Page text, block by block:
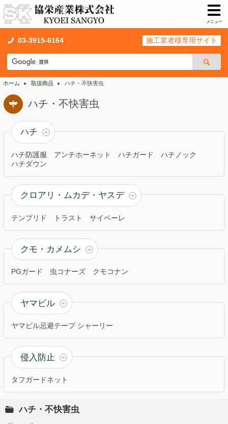
メニュー
取扱商品
シロアリ・キクイムシ
ネズミ・害獣
ゴキブリ・衛生害虫
湿気・カビ
ハチ・不快害虫
消臭・除菌・殺菌
光触媒
基礎補強
工業薬品
ゴミ回収ネット
会社紹介
お問い合わせ
03-3915-6164 施工業者様専用サイト
ホーム 取扱商品 ハチ・不快害虫
ハチ・不快害虫
ハチ
ハチ防護服 アンチホーネット ハチガード
ハチノック
ハチダウン
クロアリ・ムカデ・ヤスデ
テンプリド トラスト サイベーレ
クモ・カメムシ
PGガード 虫コナーズ クモコナン
ヤマビル
ヤマビル忌避テープ シャーリー
侵入防止
タフガードネット
ハチ・ 不快害虫